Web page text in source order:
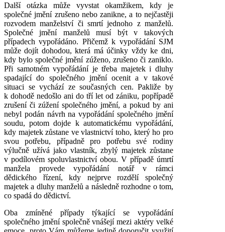
Další otázka může vyvstat okamžikem, kdy je
společné jmění zrušeno nebo zanikne, a to nejčastěji
rozvodem manželství či smrtí jednoho z manželů.
Společné jmění manželů musí být v takových
případech vypořádáno. Přičemž k vypořádání SJM
může dojít dohodou, která má účinky vždy ke dni,
kdy bylo společné jmění zúženo, zrušeno či zaniklo.
Při samotném vypořádání je třeba majetek i dluhy
spadající do společného jmění ocenit a v takové
situaci se vychází ze současných cen. Pakliže by
k dohodě nedošlo ani do tří let od zániku, popřípadě
zrušení či zúžení společného jmění, a pokud by ani
nebyl podán návrh na vypořádání společného jmění
soudu, potom dojde k automatickému vypořádání,
kdy majetek zůstane ve vlastnictví toho, který ho pro
svou potřebu, případně pro potřebu své rodiny
výlučně užívá jako vlastník, zbylý majetek zůstane
v podílovém spoluvlastnictví obou. V případě úmrtí
manžela provede vypořádání notář v rámci
dědického řízení, kdy nejprve rozdělí společný
majetek a dluhy manželů a následně rozhodne o tom,
co spadá do dědictví.
Oba zmíněné případy týkající se vypořádání
společného jmění společně vnášejí mezi aktéry velké